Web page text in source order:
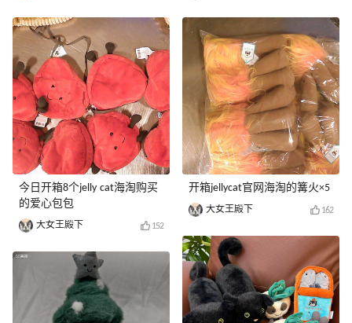
今日开箱8个jelly cat海淘购买
的爱心包包
大女王殿下 152
开箱jellycat官网海淘的篝火×5
大女王殿下 162